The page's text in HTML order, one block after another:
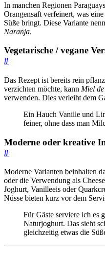
In manchen Regionen
Orangensaft verfeinert, was
Süße bringt. Diese Variante
Naranja.
Vegetarische / vegane
#
Das Rezept ist bereits rein
verzichten möchte, kann Miel
verwenden. Dies verleiht dem
Ein Hauch Vanille und
feiner, ohne dass man
Moderne oder kreative
#
Moderne Varianten beinhalten
oder die Verwendung als
Joghurt, Vanilleeis oder
Nüsse bieten kurz vor dem
Für Gäste serviere ich es
Naturjoghurt. Das sieht
gleichzeitig etwas die